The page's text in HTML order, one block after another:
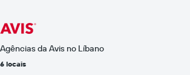
Agências da Avis no Líbano
6 locais